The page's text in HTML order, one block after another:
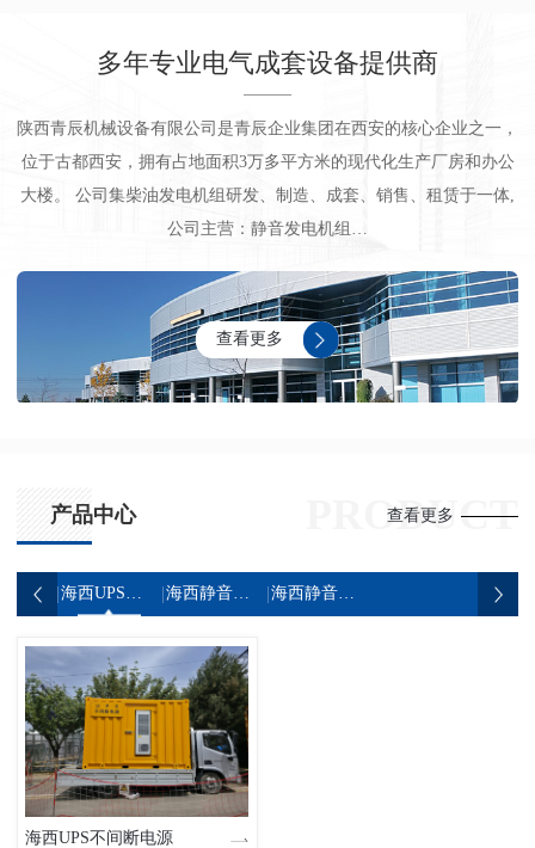
多年专业电气成套设备提供商
陕西青辰机械设备有限公司是青辰企业集团在西安的核心企业之一，
位于古都西安，拥有占地面积3万多平方米的现代化生产厂房和办公
大楼。 公司集柴油发电机组研发、制造、成套、销售、租赁于一体,
公司主营：静音发电机组…
查看更多
产品中心 PRODUCT
查看更多
海西UPS不间断电源 海西静音发电机组 海西静音发电车
海西UPS不间断电源